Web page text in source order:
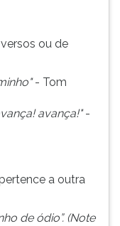
ou de
- Tom
avança!"-
a outra
de ódio”. (Note